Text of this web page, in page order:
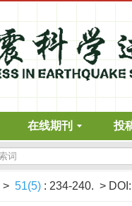
在线期刊 投
> 51(5) : 234-240. > DOI: